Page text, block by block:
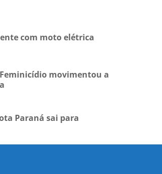
com moto elétrica
movimentou a
Paraná sai para